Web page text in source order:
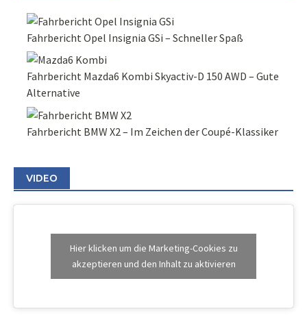
Fahrbericht Opel Insignia GSi – Schneller Spaß
Fahrbericht Mazda6 Kombi Skyactiv-D 150 AWD – Gute
Alternative
Fahrbericht BMW X2 – Im Zeichen der Coupé-Klassiker
VIDEO
Hier klicken um die Marketing-Cookies zu
akzeptieren und den Inhalt zu aktivieren